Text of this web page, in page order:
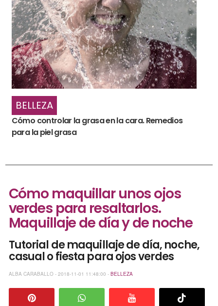
BELLEZA
Cómo controlar la grasa en la cara. Remedios
para la piel grasa
Cómo maquillar unos ojos
verdes para resaltarlos.
Maquillaje de día y de noche
Tutorial de maquillaje de día, noche,
casual o fiesta para ojos verdes
ALBA CARABALLO - 2018-11-01 11:48:00 - BELLEZA